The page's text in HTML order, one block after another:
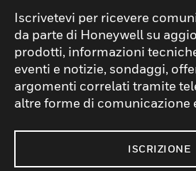
Iscrivetevi per ricevere
da parte di Honeywell su
prodotti, informazioni
eventi e notizie, sondaggi,
argomenti correlati tramite
altre forme di comunicazione
ISCRIZIONE